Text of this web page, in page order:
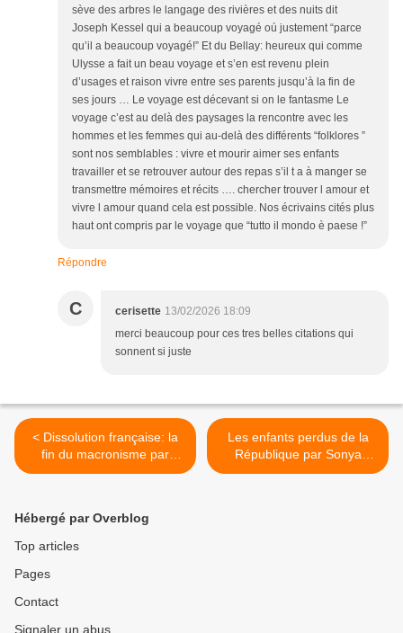
sève des arbres le langage des rivières et des nuits dit
Joseph Kessel qui a beaucoup voyagé oú justement “parce
qu’il a beaucoup voyagé!” Et du Bellay: heureux qui comme
Ulysse a fait un beau voyage et s’en est revenu plein
d’usages et raison vivre entre ses parents jusqu’à la fin de
ses jours … Le voyage est décevant si on le fantasme Le
voyage c’est au delà des paysages la rencontre avec les
hommes et les femmes qui au-delà des différents “folklores ”
sont nos semblables : vivre et mourir aimer ses enfants
travailler et se retrouver autour des repas s’il t a à manger se
transmettre mémoires et récits …. chercher trouver l amour et
vivre l amour quand cela est possible. Nos écrivains cités plus
haut ont compris par le voyage que “tutto il mondo è paese !”
Répondre
C cerisette 13/02/2026 18:09
merci beaucoup pour ces tres belles citations qui
sonnent si juste
< Dissolution française: la
fin du macronisme par
Olivier Marleix (Robert
Les enfants perdus de la
République par Sonya
Zadig (Ed Fayard 2025) >
Hébergé par Overblog
Top articles
Pages
Contact
Signaler un abus